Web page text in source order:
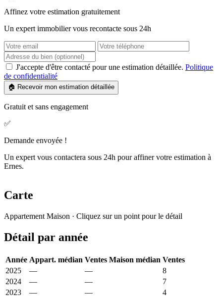
Affinez votre estimation gratuitement
Un expert immobilier vous recontacte sous 24h
J'accepte d'être contacté pour une estimation détaillée. Politique
de confidentialité
🏠 Recevoir mon estimation détaillée
Gratuit et sans engagement
✅
Demande envoyée !
Un expert vous contactera sous 24h pour affiner votre estimation à
Ernes.
Carte
−
Appartement Maison · Cliquez sur un point pour le détail
Détail par année
Année Appart. médian Ventes Maison médian Ventes
2025
— —
8
2024
— —
7
2023
— —
4